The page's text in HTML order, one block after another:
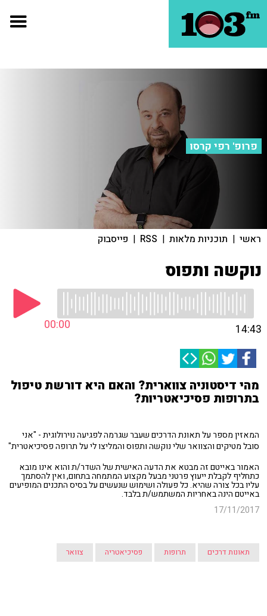
פרופ' רפי קרסו
ראשי | תוכניות מלאות |
RSS
| פייסבוק
נוקשה ותפוס
00:00 14:43
מהי דיסטוניה צווארית? והאם היא דורשת טיפול
בתרופות פסיכיאטריות?
המאזין מספר על תאונת הדרכים שעבר שגרמה לפגיעה נוירולוגית - "אני
סובל מטיקים והצוואר שלי נוקשה ותפוס והמליצו לי על תרופה פסיכיאטרית"
האמור באייטם זה מבטא את הדעה האישית של השדר/ת והוא אינו מובא
כתחליף לקבלת ייעוץ פרטני מבעל מקצוע המתמחה בתחום, ואין להסתמך
עליו בכל צורה שהיא. כל פעולה ושימוש שנעשים על בסיס התכנים המופיעים
באייטם הינה באחריות המשתמש/ת בלבד.
17/11/2017
תאונות דרכים תרופות פסיכיאטריה צוואר